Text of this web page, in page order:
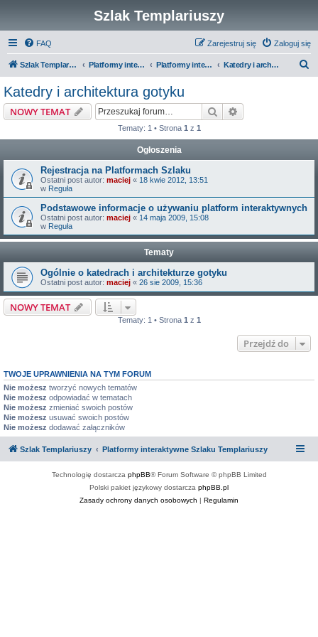
Szlak Templariuszy
FAQ Zaloguj się
Zarejestruj się
Szlak Templariuszy Platformy interaktywne Szlaku Templariuszy Platformy interaktywne - Średniowiecze Katedry i architektura gotyku
Katedry i architektura gotyku
NOWY TEMAT Szukaj
Tematy: 1 • Strona 1 z 1
Ogłoszenia
Rejestracja na Platformach Szlaku
Ostatni post autor: maciej « 18 kwie 2012, 13:51
w Reguła
Podstawowe informacje o używaniu platform interaktywnych
Ostatni post autor: maciej « 14 maja 2009, 15:08
w Reguła
Tematy
Ogólnie o katedrach i architekturze gotyku
Ostatni post autor: maciej « 26 sie 2009, 15:36
NOWY TEMAT
Tematy: 1 • Strona 1 z 1
Przejdź do
TWOJE UPRAWNIENIA NA TYM FORUM
Nie możesz tworzyć nowych tematów
Nie możesz odpowiadać w tematach
Nie możesz zmieniać swoich postów
Nie możesz usuwać swoich postów
Nie możesz dodawać załączników
Szlak Templariuszy Platformy interaktywne Szlaku Templariuszy
Technologię dostarcza phpBB® Forum Software © phpBB Limited
Polski pakiet językowy dostarcza phpBB.pl
Zasady ochrony danych osobowych | Regulamin